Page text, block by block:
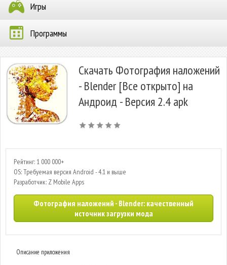
Игры
Программы
Скачать Фотография наложений
- Blender [Все открыто] на
Андроид - Версия 2.4 apk
Рейтинг: 1 000 000+
OS: Требуемая версия Android - 4.1 и выше
Разработчик: Z Mobile Apps
Фотография наложений - Blender: качественный
источник загрузки мода
Описание приложения